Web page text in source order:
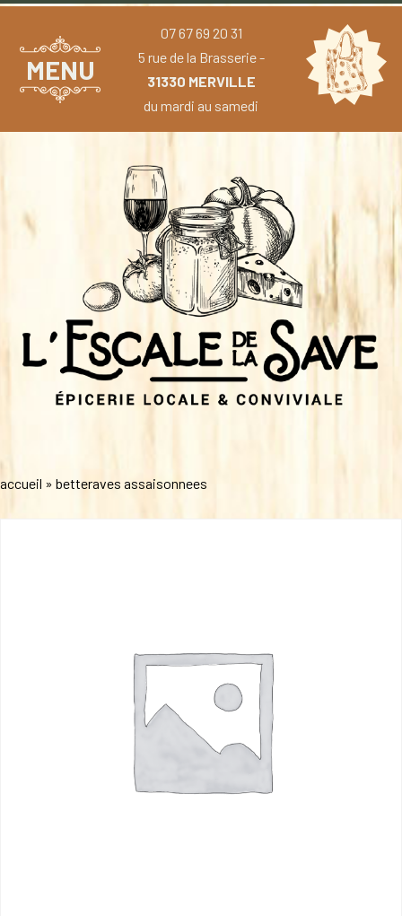
MENU
07 67 69 20 31
5 rue de la Brasserie -
31330 MERVILLE
du mardi au samedi
accueil » betteraves assaisonnees